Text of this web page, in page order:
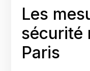
Les
sécurité
Paris